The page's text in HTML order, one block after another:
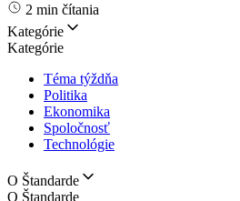
2 min čítania
Kategórie
Kategórie
Téma týždňa
Politika
Ekonomika
Spoločnosť
Technológie
O Štandarde
O Štandarde